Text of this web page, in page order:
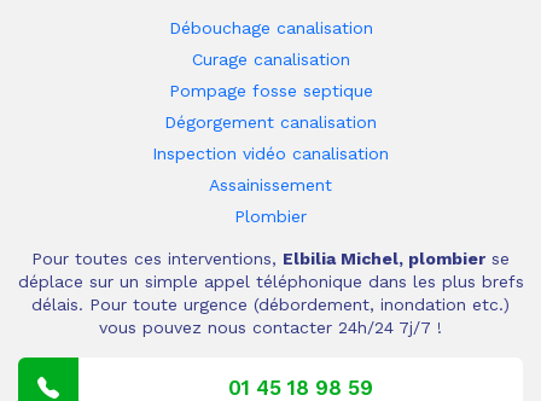
Débouchage canalisation
Curage canalisation
Pompage fosse septique
Dégorgement canalisation
Inspection vidéo canalisation
Assainissement
Plombier
Pour toutes ces interventions, Elbilia Michel, plombier se
déplace sur un simple appel téléphonique dans les plus brefs
délais. Pour toute urgence (débordement, inondation etc.)
vous pouvez nous contacter 24h/24 7j/7 !
01 45 18 98 59